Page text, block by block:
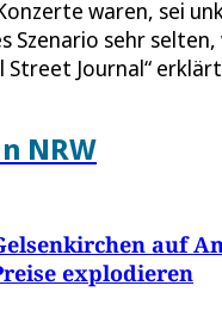
waren, sei
Szenario sehr
Street Journal“
NRW
auf
explodieren